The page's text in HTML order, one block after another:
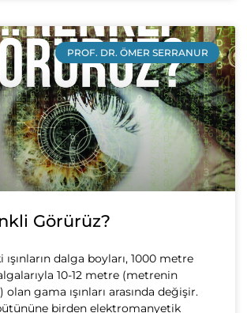
PROF. DR. ÖMER SERRANUR
Görürüz?
dalga boyları, 1000 metre
10-12 metre (metrenin
gama ışınları arasında değişir.
bütününe birden elektromanyetik